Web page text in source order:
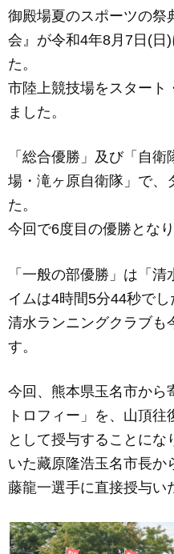
c
e
b
o
o
k
ail ss
e
g
御殿場夏のスポーツの祭
会』が令和4年8月7日(日
た。
市陸上競技場をスタート
ました。
「総合優勝」及び「自
場・滝ヶ原自衛隊」で、
た。
今回で6度目の優勝となり
「一般の部優勝」は「
イムは4時間5分44秒でし
清水ランニングクラブも
す。
今回、熊本県玉名市から
トロフィー」を、山頂
として授与することに
いた藏原隆浩玉名市長か
藤龍一選手に直接授与い